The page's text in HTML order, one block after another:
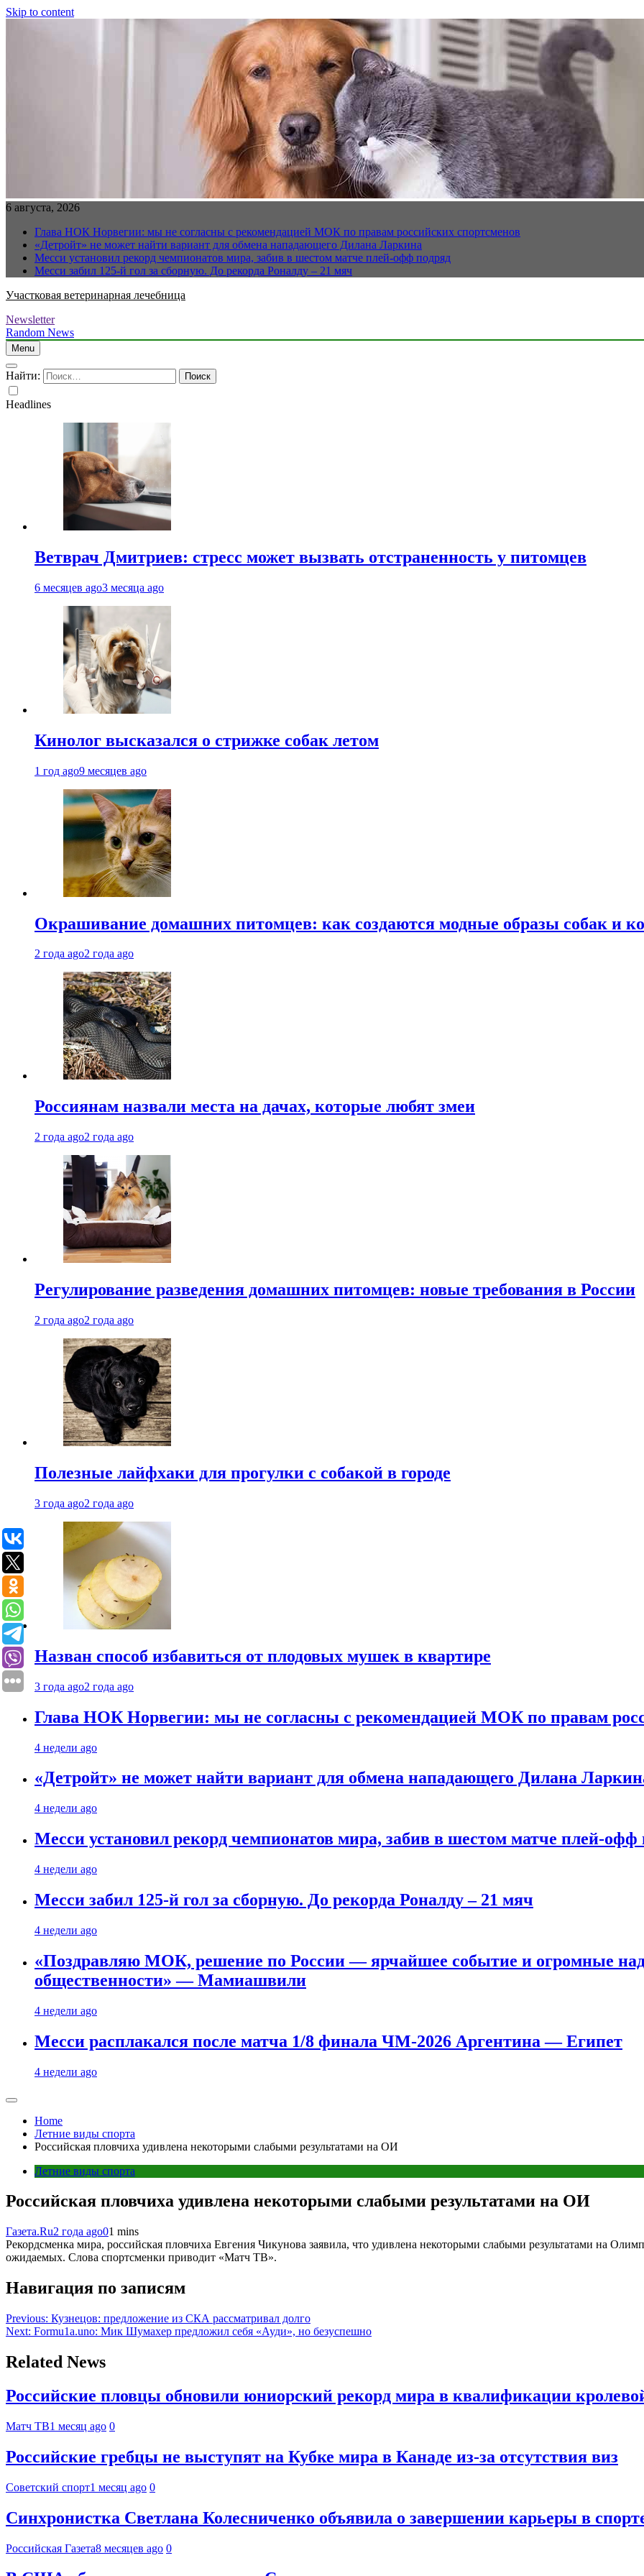
Skip to content
6 августа, 2026
Глава НОК Норвегии: мы не согласны с рекомендацией МОК по правам российских спортсменов
«Детройт» не может найти вариант для обмена нападающего Дилана Ларкина
Месси установил рекорд чемпионатов мира, забив в шестом матче плей‑офф подряд
Месси забил 125-й гол за сборную. До рекорда Роналду – 21 мяч
Участковая ветеринарная лечебница
Newsletter
Random News
Menu
Найти:
Headlines
Ветврач Дмитриев: стресс может вызвать отстраненность у питомцев
6 месяцев ago3 месяца ago
Кинолог высказался о стрижке собак летом
1 год ago9 месяцев ago
Окрашивание домашних питомцев: как создаются модные образы собак и
2 года ago2 года ago
Россиянам назвали места на дачах, которые любят змеи
2 года ago2 года ago
Регулирование разведения домашних питомцев: новые требования в России
2 года ago2 года ago
Полезные лайфхаки для прогулки с собакой в городе
3 года ago2 года ago
Назван способ избавиться от плодовых мушек в квартире
3 года ago2 года ago
Глава НОК Норвегии: мы не согласны с рекомендацией МОК по правам
4 недели ago
«Детройт» не может найти вариант для обмена нападающего Дилана
4 недели ago
Месси установил рекорд чемпионатов мира, забив в шестом матче плей‑офф
4 недели ago
Месси забил 125-й гол за сборную. До рекорда Роналду – 21 мяч
4 недели ago
«Поздравляю МОК, решение по России — ярчайшее событие и огромные
общественности» — Мамиашвили
4 недели ago
Месси расплакался после матча 1/8 финала ЧМ-2026 Аргентина — Египет
4 недели ago
Home
Летние виды спорта
Российская пловчиха удивлена некоторыми слабыми результатами на ОИ
Летние виды спорта
Российская пловчиха удивлена некоторыми слабыми результатами на ОИ
Газета.Ru2 года ago01 mins
Рекордсменка мира, российская пловчиха Евгения Чикунова заявила, что удивлена некоторыми слабыми результатами на
ожидаемых. Слова спортсменки приводит «Матч ТВ».
Навигация по записям
Previous: Кузнецов: предложение из СКА рассматривал долго
Next: Formu1a.uno: Мик Шумахер предложил себя «Ауди», но безуспешно
Related News
Российские пловцы обновили юниорский рекорд мира в квалификации
Матч ТВ1 месяц ago 0
Российские гребцы не выступят на Кубке мира в Канаде из-за отсутствия виз
Советский спорт1 месяц ago 0
Синхронистка Светлана Колесниченко объявила о завершении карьеры в
Российская Газета8 месяцев ago 0